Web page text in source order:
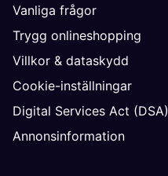
Vanliga frågor
Trygg onlineshopping
Villkor & dataskydd
Cookie-inställningar
Digital Services Act (DSA)
Annonsinformation